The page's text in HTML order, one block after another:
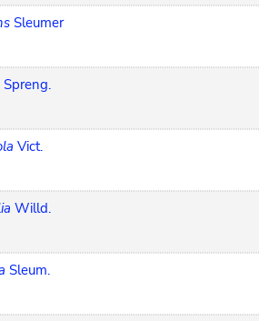
Sleumer
Spreng.
Vict.
Willd.
Sleum.